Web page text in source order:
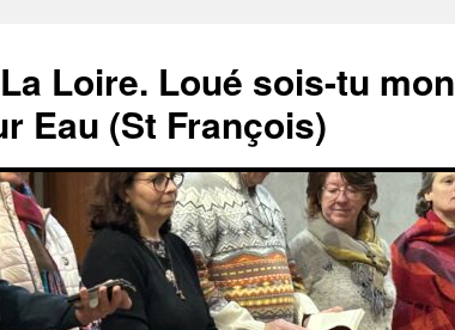
Loire. Loué sois-tu mon
Eau (St François)